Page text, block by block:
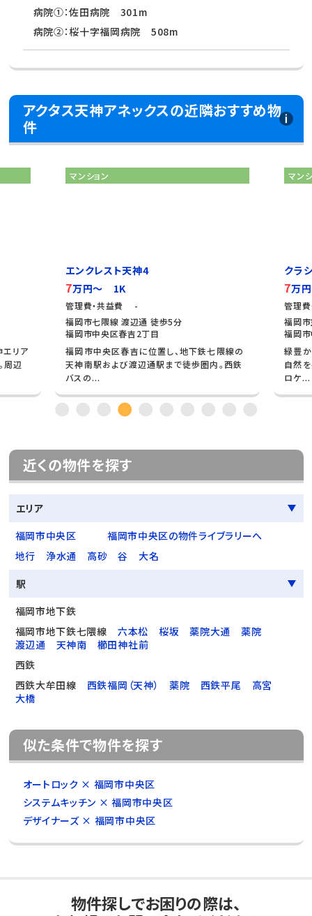
病院①：佐田病院 301m
病院②：桜十字福岡病院 508m
アクタス天神アネックスの近隣おすすめ物
件
リア
周辺
マンション
エンクレスト天神4
7万円～ 1K
管理費・共益費 -
福岡市七隈線 渡辺通 徒歩5分
福岡市中央区春吉2丁目
福岡市中央区春吉に位置し、地下鉄七隈線の
天神南駅および渡辺通駅まで徒歩圏内。西鉄
バスの...
マン
クラ
7万
管理
福岡
福岡
緑豊
自然
ロケ...
近くの物件を探す
エリア
福岡市中央区
福岡市中央区の物件ライブラリーへ
地行
浄水通 高砂 谷
大名
駅
福岡市地下鉄
福岡市地下鉄七隈線
六本松 桜坂 薬院大通
薬院
渡辺通
天神南
櫛田神社前
西鉄
西鉄大牟田線
西鉄福岡（天神） 薬院 西鉄平尾
高宮
大橋
似た条件で物件を探す
オートロック × 福岡市中央区
システムキッチン × 福岡市中央区
デザイナーズ × 福岡市中央区
物件探しでお困りの際は、